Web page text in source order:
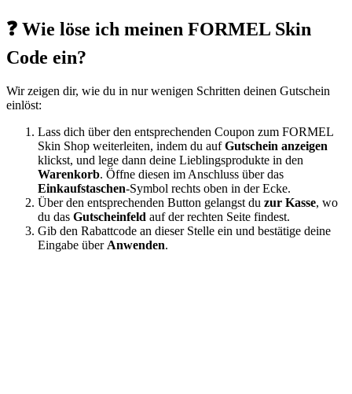
❓ Wie löse ich meinen FORMEL Skin
Code ein?
Wir zeigen dir, wie du in nur wenigen Schritten deinen Gutschein
einlöst:
Lass dich über den entsprechenden Coupon zum FORMEL
Skin Shop weiterleiten, indem du aufGutschein anzeigen
klickst, und lege dann deine Lieblingsprodukte in den
Warenkorb. Öffne diesen im Anschluss über das
Einkaufstaschen-Symbol rechts oben in der Ecke.
Über den entsprechenden Button gelangst du zur Kasse, wo
du das Gutscheinfeld auf der rechten Seite findest.
Gib den Rabattcode an dieser Stelle ein und bestätige deine
Eingabe über Anwenden.